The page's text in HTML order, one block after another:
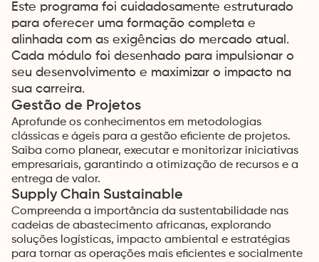
Este programa foi cuidadosamente estruturado
para oferecer uma formação completa e
alinhada com as exigências do mercado atual.
Cada módulo foi desenhado para impulsionar o
seu desenvolvimento e maximizar o impacto na
sua carreira.
Gestão de Projetos
Aprofunde os conhecimentos em metodologias
clássicas e ágeis para a gestão eficiente de projetos.
Saiba como planear, executar e monitorizar iniciativas
empresariais, garantindo a otimização de recursos e a
entrega de valor.
Supply Chain Sustainable
Compreenda a importância da sustentabilidade nas
cadeias de abastecimento africanas, explorando
soluções logísticas, impacto ambiental e estratégias
para tornar as operações mais eficientes e socialmente
Close